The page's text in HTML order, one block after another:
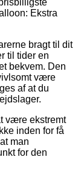
Ekstra
bragt til dit
til tider en
bekvem. Den
være
af at du
være ekstremt
inden for få
man
for den